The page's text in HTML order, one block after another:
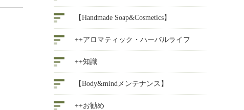
【Handmade Soap&Cosmetics】
++アロマティック・ハーバルライフ
++知識
【Body&mindメンテナンス】
++お勧め